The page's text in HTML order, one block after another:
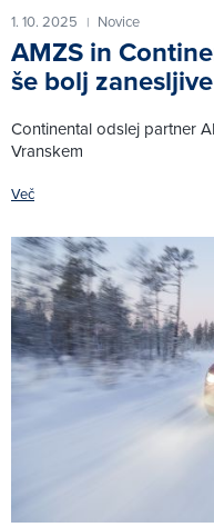
1. 10. 2025 | Novice
AMZS in
še bolj
Continental odslej partner
Vranskem
Več